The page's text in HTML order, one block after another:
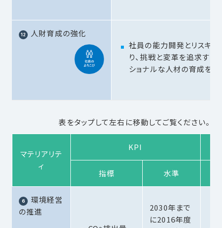
人財育成の強化
社員の能力開発とリスキリ
り、挑戦と変革を追求する
ショナルな人材の育成を推
表をタップして左右に移動してご覧ください。
マテリアリテ
ィ
KPI
指標 水準
環境経営
の推進
2030年まで
に2016年度